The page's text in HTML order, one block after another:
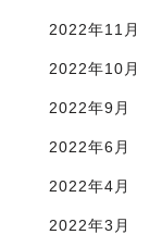
2022年11月
2022年10月
2022年9月
2022年6月
2022年4月
2022年3月